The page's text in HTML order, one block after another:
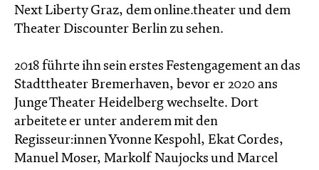
Next Liberty Graz, dem online.theater und dem
Theater Discounter Berlin zu sehen.
2018 führte ihn sein erstes Festengagement an das
Stadttheater Bremerhaven, bevor er 2020 ans
Junge Theater Heidelberg wechselte. Dort
arbeitete er unter anderem mit den
Regisseur:innen Yvonne Kespohl, Ekat Cordes,
Manuel Moser, Markolf Naujocks und Marcel